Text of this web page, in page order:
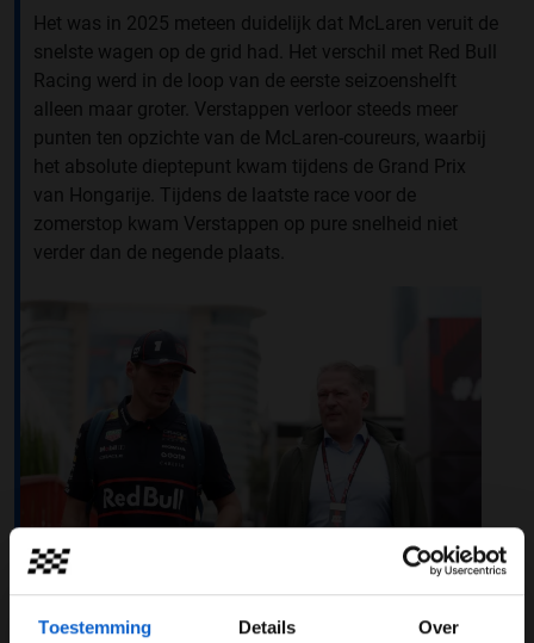
Toestemming Details Over
Het was in 2025 meteen duidelijk dat McLaren veruit de
snelste wagen op de grid had. Het verschil met Red Bull
Racing werd in de loop van de eerste seizoenshelft
alleen maar groter. Verstappen verloor steeds meer
punten ten opzichte van de McLaren-coureurs, waarbij
het absolute dieptepunt kwam tijdens de Grand Prix
van Hongarije. Tijdens de laatste race voor de
zomerstop kwam Verstappen op pure snelheid niet
verder dan de negende plaats.